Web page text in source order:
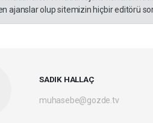
ajanslar olup sitemizin hiçbir editörü
SADIK HALLAÇ
muhasebe@gozde.tv